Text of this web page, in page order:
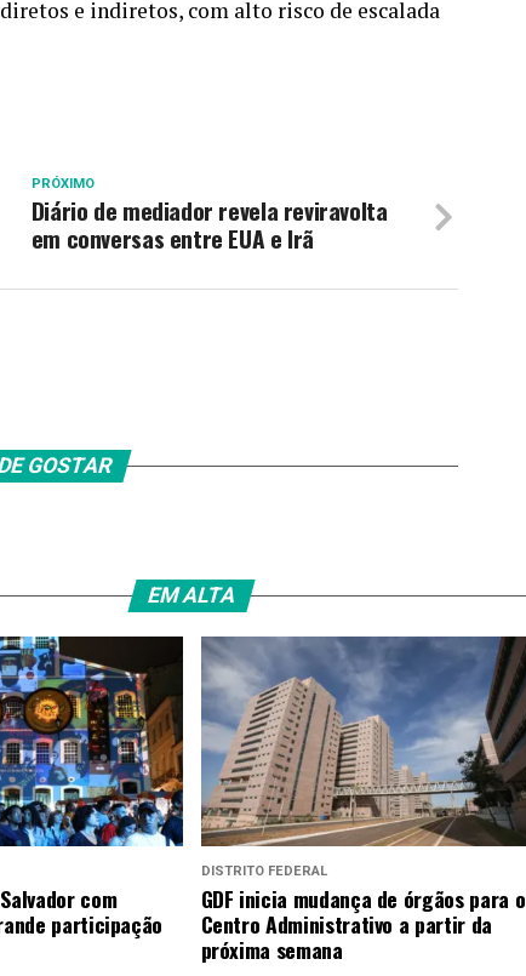
e indiretos, com alto risco de escalada
PRÓXIMO
Diário de mediador revela reviravolta
em conversas entre EUA e Irã
GOSTAR
EM ALTA
com
participação
DISTRITO FEDERAL
GDF inicia mudança de órgãos para o
Centro Administrativo a partir da
próxima semana